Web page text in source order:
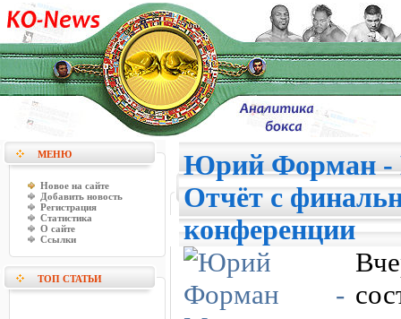
МЕНЮ
Новое на сайте
Добавить новость
Регистрация
Статистика
О сайте
Ссылки
ТОП СТАТЬИ
Юрий Форман -
Отчёт с
конференции